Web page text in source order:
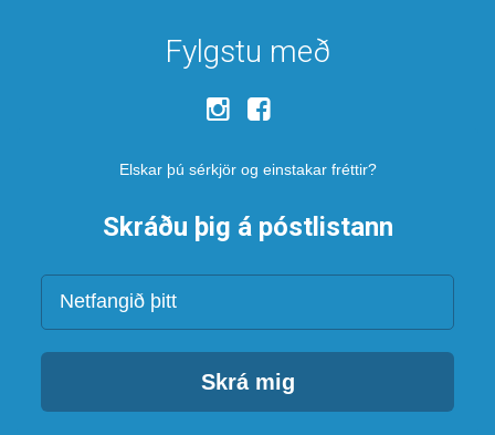
Fylgstu með
Elskar þú sérkjör og einstakar fréttir?
Skráðu þig á póstlistann
Netfang
Skrá mig